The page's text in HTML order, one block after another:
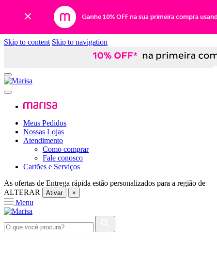
Ganhe 10% OFF na sua primeira compra
Skip to content Skip to navigation
Meus Pedidos
Nossas Lojas
Atendimento
Como comprar
Fale conosco
Cartões e Serviços
As ofertas de Entrega rápida estão personalizados para a região de
ALTERAR
Ativar ×
Menu